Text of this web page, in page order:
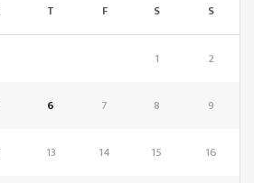
T F S S
1 2
6 7 8 9
13 14 15 16